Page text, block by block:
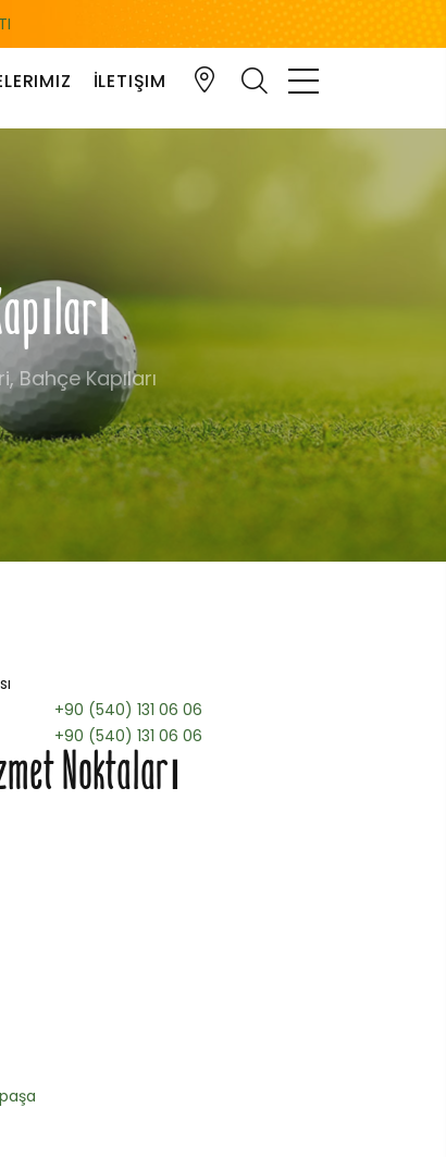
İLETIŞIM
Bahçe Kapıları
+90 (540) 131 06 06
+90 (540) 131 06 06
Noktaları